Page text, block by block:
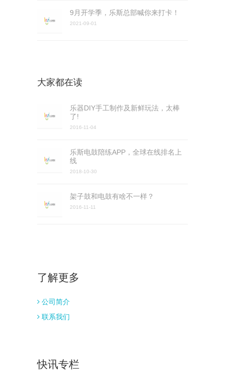
9月开学季，乐斯总部喊你来打卡！
2021-09-01
大家都在读
乐器DIY手工制作及新鲜玩法，太棒
了!
2016-11-04
乐斯电鼓陪练APP，全球在线排名上
线
2018-10-30
架子鼓和电鼓有啥不一样？
2016-11-11
了解更多
公司简介
联系我们
快讯专栏